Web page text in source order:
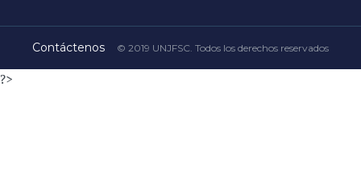
Contáctenos © 2019 UNJFSC. Todos los derechos reservados
?>